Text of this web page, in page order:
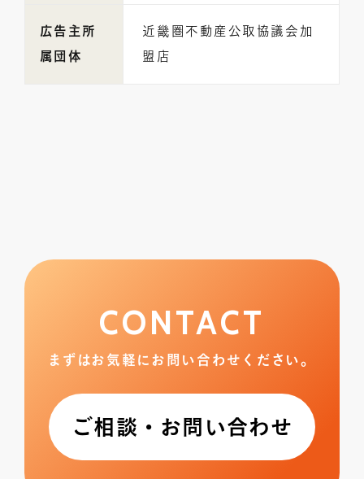
広告主所
属団体
近畿圏不動産公取協議会加
盟店
CONTACT
まずはお気軽にお問い合わせください。
ご相談・お問い合わせ